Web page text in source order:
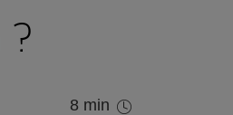
?
8 min